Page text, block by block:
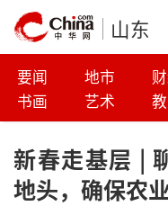
山东
要闻 地市
书画
艺术
新春走基层 |
地头，确保农